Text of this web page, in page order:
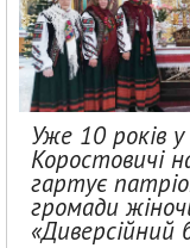
Уже 10 років у
Коростовичі
гартує
громади
«Диверсійний